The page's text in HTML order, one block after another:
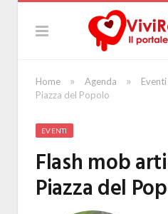
Home » Agenda » Eventi
Piazza del Popolo
EVENTI
Flash mob
Piazza del